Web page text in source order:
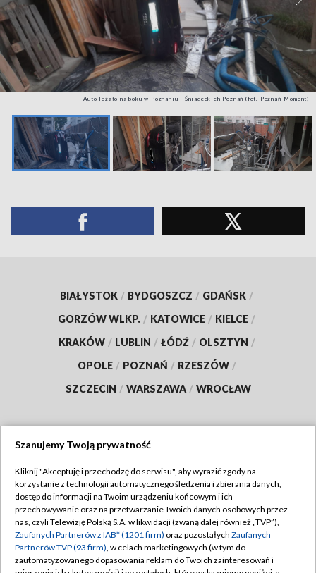
Auto leżało na boku w Poznaniu - Śniadeckich Poznań (fot. Poznań_Moment)
BIAŁYSTOK / BYDGOSZCZ / GDAŃSK /
GORZÓW WLKP. / KATOWICE / KIELCE /
KRAKÓW / LUBLIN / ŁÓDŹ / OLSZTYN /
OPOLE / POZNAŃ / RZESZÓW /
SZCZECIN / WARSZAWA / WROCŁAW
TVP
Abonament TVP
Emisja w TVP
Centrum informacji TVP
Regulamin TVP
Polityka prywatności
Moje zgody
Szanujemy Twoją prywatność
Kliknij "Akceptuję i przechodzę do serwisu", aby wyrazić zgody na
korzystanie z technologii automatycznego śledzenia i zbierania danych,
dostęp do informacji na Twoim urządzeniu końcowym i ich
przechowywanie oraz na przetwarzanie Twoich danych osobowych przez
nas, czyli Telewizję Polską S.A. w likwidacji (zwaną dalej również „TVP”),
Zaufanych Partnerów z IAB* (1201 firm) oraz pozostałych Zaufanych
Partnerów TVP (93 firm), w celach marketingowych (w tym do
zautomatyzowanego dopasowania reklam do Twoich zainteresowań i